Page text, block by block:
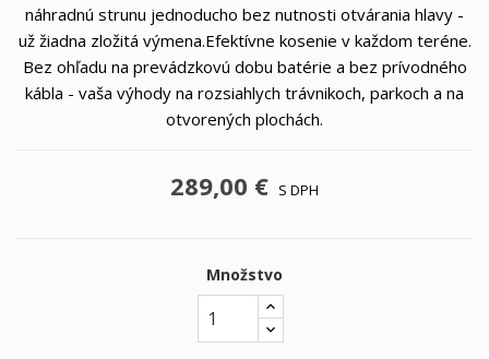
náhradnú strunu jednoducho bez nutnosti otvárania hlavy -
už žiadna zložitá výmena.Efektívne kosenie v každom teréne.
Bez ohľadu na prevádzkovú dobu batérie a bez prívodného
kábla - vaša výhody na rozsiahlych trávnikoch, parkoch a na
otvorených plochách.
289,00 € S DPH
Množstvo